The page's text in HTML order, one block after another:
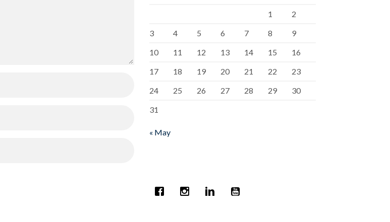
1
2
3
4 5 6 7 8
9
10
11 12 13 14 15
16
17
18 19 20 21 22
23
24
25 26 27 28 29
30
31
« May